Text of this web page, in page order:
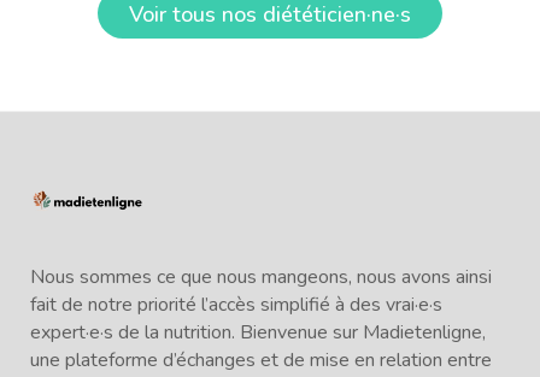
Voir tous nos diététicien·ne·s
Nous sommes ce que nous mangeons, nous avons ainsi
fait de notre priorité l’accès simplifié à des vrai·e·s
expert·e·s de la nutrition. Bienvenue sur Madietenligne,
une plateforme d’échanges et de mise en relation entre